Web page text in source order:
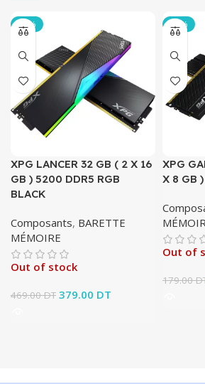
-19%
XPG LANCER 32 GB ( 2 X 16
GB ) 5200 DDR5 RGB
BLACK
Composants, BARETTE
MÉMOIRE
Out of stock
469.00DT Le prix initial était :
379.00 DT
-17%
XPG
X 8 GB
Out of
179.00